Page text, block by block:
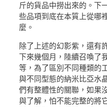
斤的貨品中撈出來的。下
些品項到底在本質上從哪
麼。
除了上述的幻影紫，還有
下來幾個月，陸續召喚了
等，為了區別不同種類的
與不同型態的納米比亞水
們有整體性的關聯，如果
與了解，怕不能完整的將